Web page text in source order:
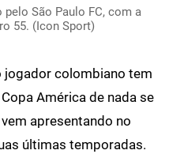
São Paulo FC, com a
55. (Icon Sport)
jogador colombiano tem
América de nada se
apresentando no
últimas temporadas.